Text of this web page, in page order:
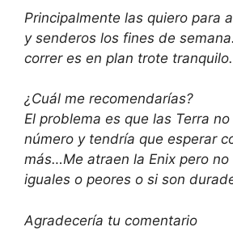
Principalmente las quiero para
y senderos los fines de
correr es en plan trote tranquilo.
¿Cuál me recomendarías?
El problema es que las Terra
número y tendría que esperar
más…Me atraen la Enix pero no
iguales o peores o si son
Agradecería tu comentario